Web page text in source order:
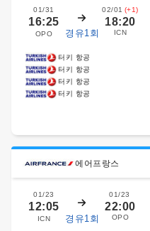
01/31
16:25
OPO 경유1회
02/01 (+1)
18:20
ICN
터키 항공
터키 항공
터키 항공
터키 항공
에어프랑스
01/23
12:05
ICN 경유1회
01/23
22:00
OPO